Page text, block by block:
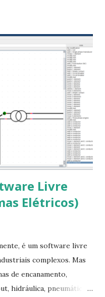
o GNU/Linux abra o
sudo apt-get install ttf-
de uso e avance
termos de uso clicando
e veja se as
instaladas. Caso
execute: $ sudo
installer
Livre
Elétricos)
é um software livre
complexos. Mas
de encanamento,
hidráulica, pneumática,